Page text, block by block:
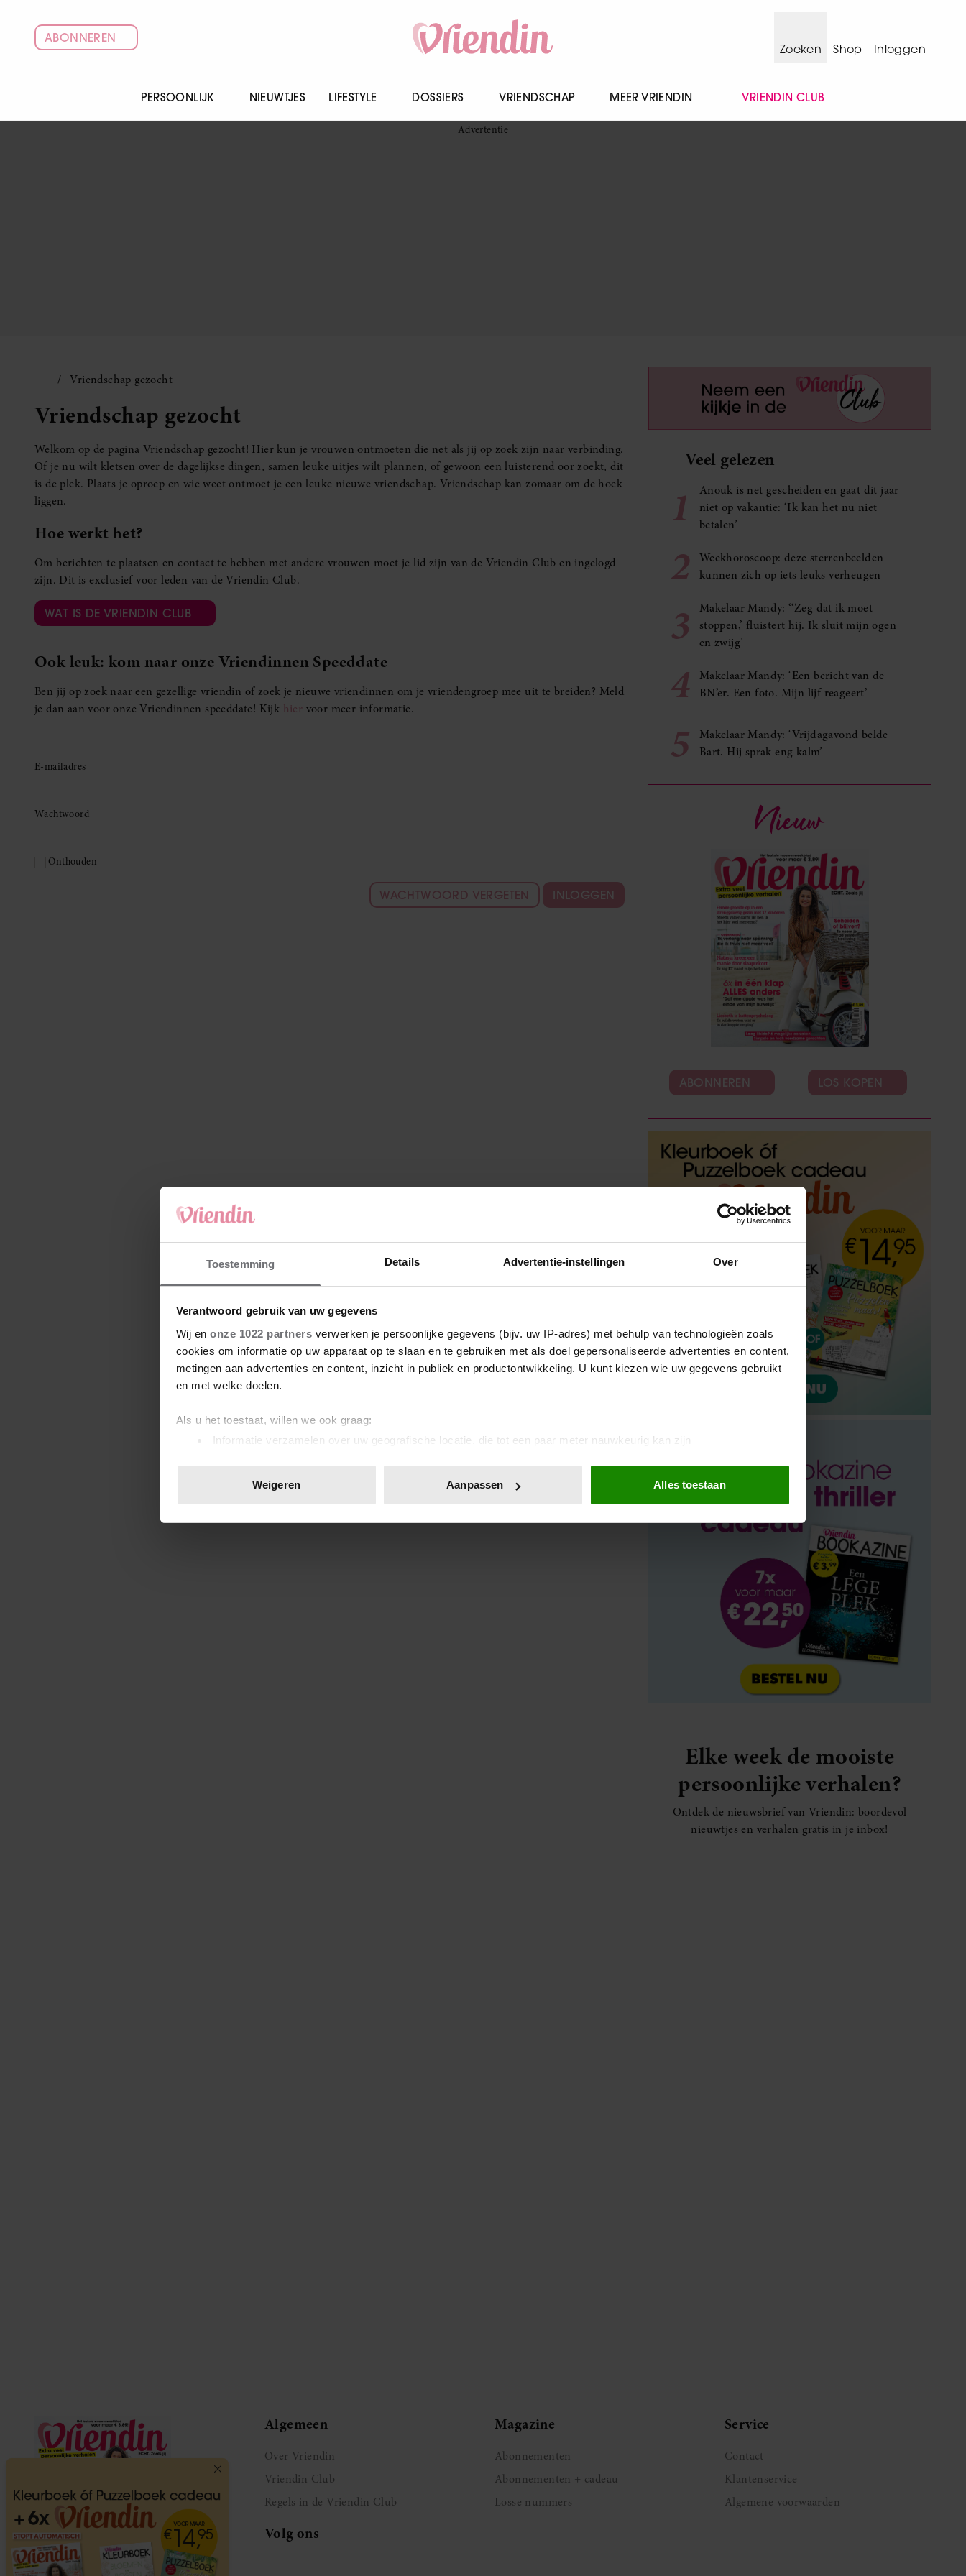
Toestemming Details Advertentie-instellingen Over
Verantwoord gebruik van uw gegevens
Wij en onze 1022 partners verwerken je persoonlijke gegevens (bijv. uw IP-adres) met behulp van technologieën zoals
cookies om informatie op uw apparaat op te slaan en te gebruiken met als doel gepersonaliseerde advertenties en content,
metingen aan advertenties en content, inzicht in publiek en productontwikkeling. U kunt kiezen wie uw gegevens gebruikt
en met welke doelen.
Als u het toestaat, willen we ook graag:
Informatie verzamelen over uw geografische locatie, die tot een paar meter nauwkeurig kan zijn
Uw apparaat identificeren door het actief te scannen op specifieke eigenschappen (fingerprinting)
toestemming op elk moment wijzigen of intrekken in de Cookieverklaring.
We gebruiken cookies om content en advertenties te personaliseren, om functies voor social media te bieden en om ons
media, adverteren en analyse. Deze partners kunnen deze gegevens combineren met andere informatie die u aan ze heeft
verstrekt of die ze hebben verzameld op basis van uw gebruik van hun services. U gaat akkoord met onze cookies als u
Weigeren Aanpassen Alles toestaan
ABONNEREN
Zoeken
Shop Inloggen
PERSOONLIJK NIEUWTJES LIFESTYLE DOSSIERS VRIENDSCHAP MEER VRIENDIN VRIENDIN CLUB
Vriendschap gezocht
Vriendschap gezocht
Welkom op de pagina Vriendschap gezocht! Hier kun je vrouwen ontmoeten die net als jij op zoek zijn naar verbinding.
Of je nu wilt kletsen over de dagelijkse dingen, samen leuke uitjes wilt plannen, of gewoon een luisterend oor zoekt, dit
is de plek. Plaats je oproep en wie weet ontmoet je een leuke nieuwe vriendschap. Vriendschap kan zomaar om de hoek
liggen.
Hoe werkt het?
Om berichten te plaatsen en contact te hebben met andere vrouwen moet je lid zijn van de Vriendin Club en ingelogd
zijn. Dit is exclusief voor leden van de Vriendin Club.
WAT IS DE VRIENDIN CLUB
Ook leuk: kom naar onze Vriendinnen Speeddate
Ben jij op zoek naar een gezellige vriendin of zoek je nieuwe vriendinnen om je vriendengroep mee uit te breiden? Meld
je dan aan voor onze Vriendinnen speeddate! Kijk hier voor meer informatie.
E-mailadres
Wachtwoord
Onthouden
WACHTWOORD VERGETEN INLOGGEN
Veel gelezen
1
Anouk is net gescheiden en gaat dit jaar
niet op vakantie: ‘Ik kan het nu niet
betalen’
2
Weekhoroscoop: deze sterrenbeelden
kunnen zich op iets leuks verheugen
3
Makelaar Mandy: ‘‘Zeg dat ik moet
stoppen,’ fluistert hij. Ik sluit mijn ogen
en zwijg’
4
Makelaar Mandy: ‘Een bericht van de
BN’er. Een foto. Mijn lijf reageert’
5
Makelaar Mandy: ‘Vrijdagavond belde
Bart. Hij sprak eng kalm’
Nieuw
ABONNEREN LOS KOPEN
Elke week de mooiste
persoonlijke verhalen?
Ontdek de nieuwsbrief van Vriendin: boordevol
nieuwtjes en verhalen gratis in je inbox!
Algemeen
Over Vriendin
Vriendin Club
Regels in de Vriendin Club
Volg ons
Magazine
Abonnementen
Abonnementen + cadeau
Losse nummers
Service
Contact
Klantenservice
Algemene voorwaarden